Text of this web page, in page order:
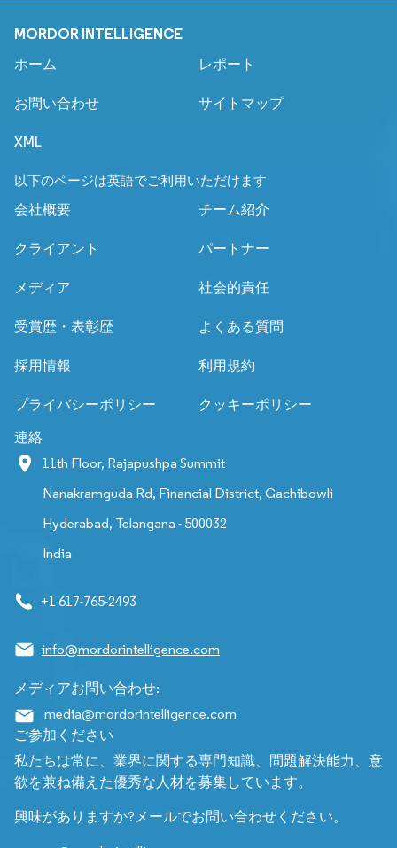
MORDOR INTELLIGENCE
ホーム レポート
お問い合わせ サイトマップ
XML
以下のページは英語でご利用いただけます
会社概要
チーム紹介
クライアント パートナー
メディア 社会的責任
受賞歴・表彰歴 よくある質問
採用情報 利用規約
プライバシーポリシー クッキーポリシー
連絡
11th Floor, Rajapushpa Summit
Nanakramguda Rd, Financial District, Gachibowli
Hyderabad, Telangana - 500032
India
+1 617-765-2493
info@mordorintelligence.com
メディアお問い合わせ:
media@mordorintelligence.com
ご参加ください
私たちは常に、業界に関する専門知識、問題解決能力、意
欲を兼ね備えた優秀な人材を募集しています。
興味がありますか?メールでお問い合わせください。